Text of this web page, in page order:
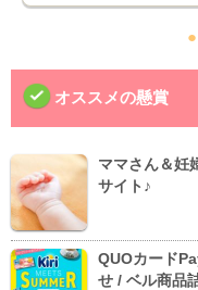
●
オススメの懸賞
ママさん＆妊
サイト♪
QUOカード
せ / ベル商品